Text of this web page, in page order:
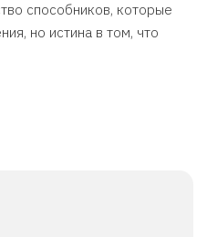
способников, которые
но истина в том, что